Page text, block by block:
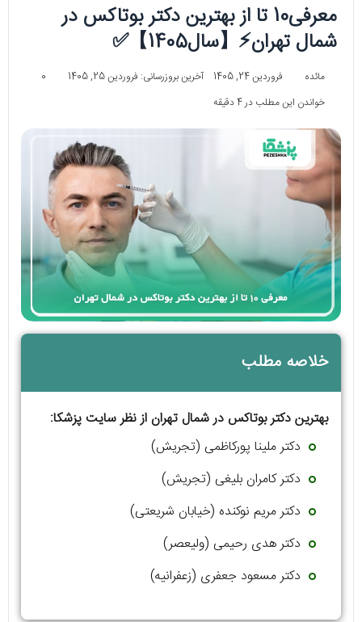
معرفی10 تا از بهترین دکتر بوتاکس در
شمال تهران⚡【سال1405】✅
مائده فروردین 24, 1405 آخرین بروزرسانی: فروردین 25, 1405
0
خواندن این مطلب در 4 دقیقه
خلاصه مطلب
بهترین دکتر بوتاکس در شمال تهران از نظر سایت پزشکا:
دکتر ملینا پورکاظمی (تجریش)
دکتر کامران بلیغی (تجریش)
دکتر مریم نوکنده (خیابان شریعتی)
دکتر هدی رحیمی (ولیعصر)
دکتر مسعود جعفری (زعفرانیه)